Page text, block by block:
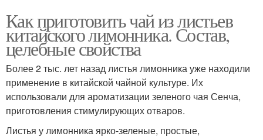
Как приготовить чай из листьев
китайского лимонника. Состав,
целебные свойства
Более 2 тыс. лет назад листья лимонника уже находили
применение в китайской чайной культуре. Их
использовали для ароматизации зеленого чая Сенча,
приготовления стимулирующих отваров.
Листья у лимонника ярко-зеленые, простые,